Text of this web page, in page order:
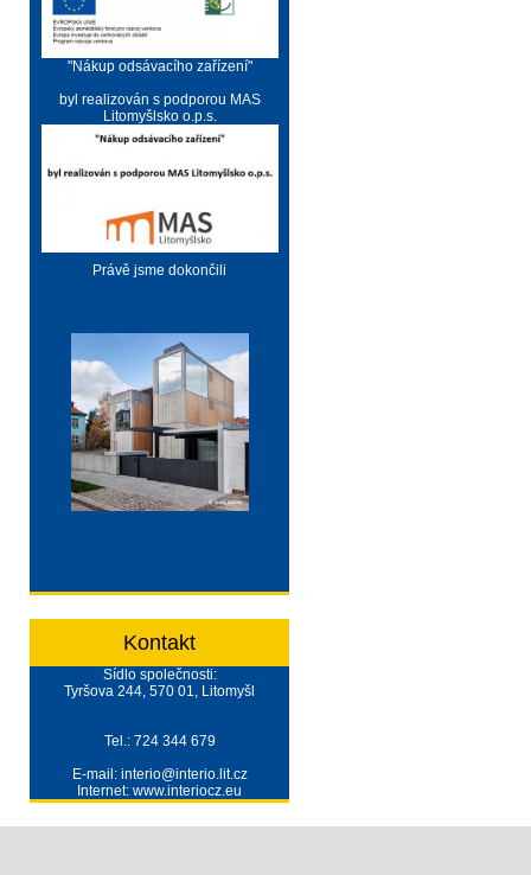
"Nákup odsávacího zařízení"
byl realizován s podporou MAS
Litomyšlsko o.p.s.
Právě jsme dokončili
Kontakt
Sídlo společnosti:
Tyršova 244, 570 01, Litomyšl
Tel.: 724 344 679
E-mail: interio@interio.lit.cz
Internet: www.interiocz.eu